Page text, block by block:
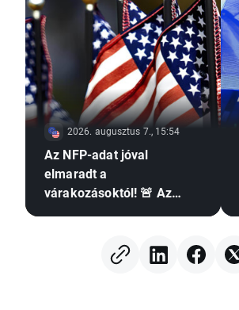
2026. augusztus 7., 15:54
Az NFP-adat jóval
elmaradt a
várakozásoktól! 🚨 Az